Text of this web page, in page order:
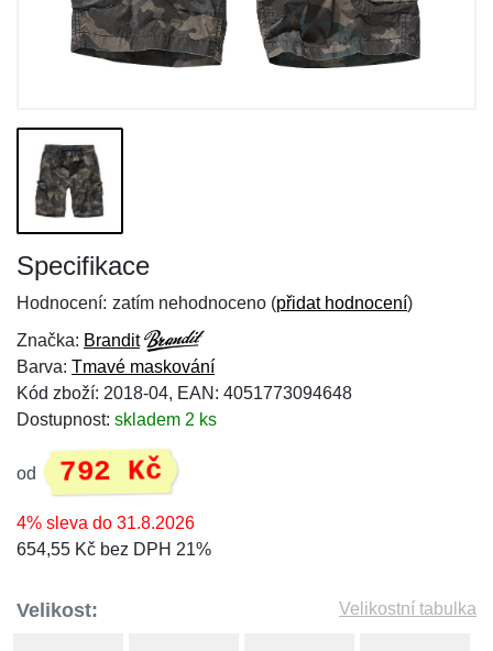
Specifikace
Hodnocení: zatím nehodnoceno (přidat hodnocení)
Značka: Brandit
Barva: Tmavé maskování
Kód zboží: 2018-04, EAN: 4051773094648
Dostupnost: skladem 2 ks
od 792 Kč
4% sleva do 31.8.2026
654,55 Kč bez DPH 21%
Velikost: Velikostní tabulka